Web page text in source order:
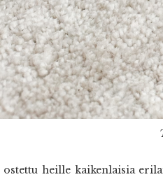
ostettu heille kaikenlaisia